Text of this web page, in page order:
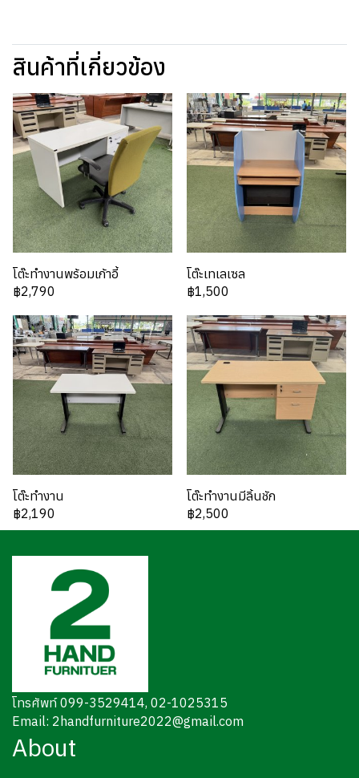
สินค้าที่เกี่ยวข้อง
โต๊ะทำงานพร้อมเก้าอี้
฿2,790
โต๊ะเทเลเซล
฿1,500
โต๊ะทำงาน
฿2,190
โต๊ะทำงานมีลิ้นชัก
฿2,500
โทรศัพท์ 099-3529414, 02-1025315
Email: 2handfurniture2022@gmail.com
About